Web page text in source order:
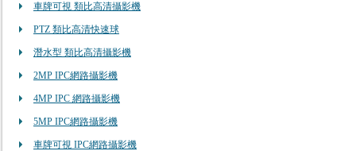
車牌可視 類比高清攝影機
PTZ 類比高清快速球
潛水型 類比高清攝影機
2MP IPC網路攝影機
4MP IPC 網路攝影機
5MP IPC網路攝影機
車牌可視 IPC網路攝影機